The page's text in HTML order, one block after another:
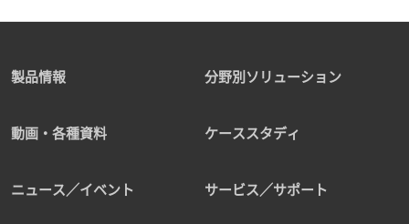
製品情報 分野別ソリューション
動画・各種資料 ケーススタディ
ニュース／イベント サービス／サポート